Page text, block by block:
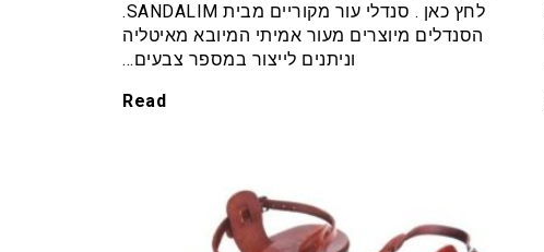
לחץ כאן . סנדלי עור מקוריים מבית SANDALIM.
הסנדלים מיוצרים מעור אמיתי המיובא מאיטליה
וניתנים לייצור במספר צבעים…
Read